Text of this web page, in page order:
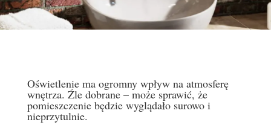
Oświetlenie ma ogromny wpływ na atmosferę
wnętrza. Źle dobrane – może sprawić, że
pomieszczenie będzie wyglądało surowo i
nieprzytulnie.